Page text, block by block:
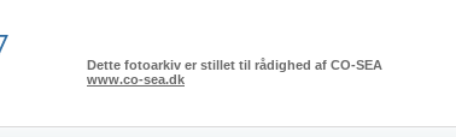
Dette fotoarkiv er stillet til rådighed af CO-SEA
www.co-sea.dk